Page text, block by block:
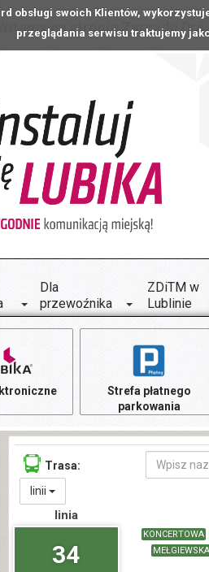
obsługi swoich Klientów,
przeglądania serwisu traktujemy
Witamy na stronie Zarządu
Dla
przewoźnika
ZDiTM w
Lublinie
Strefa płatnego
parkowania
Trasa:
linii
linia
34
KONCERTOWA
MEŁGIEWSKA